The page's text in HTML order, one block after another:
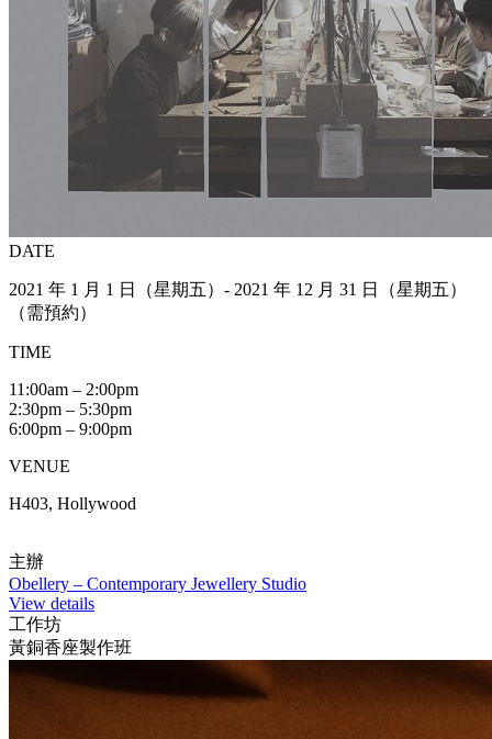
DATE
2021 年 1 月 1 日（星期五）- 2021 年 12 月 31 日（星期五）
（需預約）
TIME
11:00am – 2:00pm
2:30pm – 5:30pm
6:00pm – 9:00pm
VENUE
H403, Hollywood
主辦
Obellery – Contemporary Jewellery Studio
View details
工作坊
黃銅香座製作班